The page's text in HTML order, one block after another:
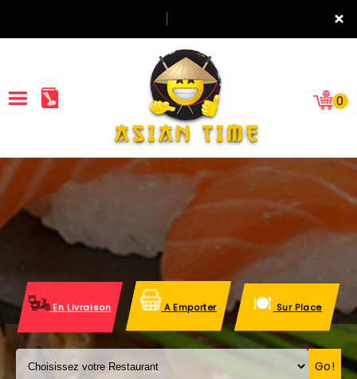
×
ACCUEIL
LA CARTE
VOS AVIS
MENTIONS LÉGALES
C.G.V
0
En Livraison A Emporter Sur Place
Go!